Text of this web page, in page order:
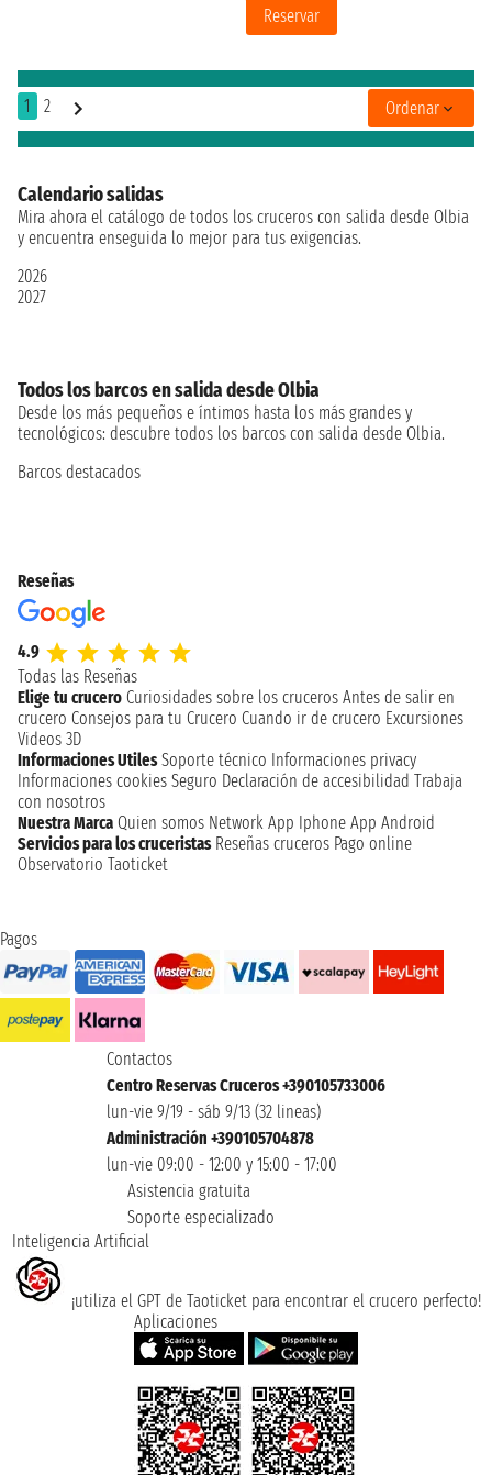
Reservar
1 2 Ordenar
Calendario salidas
Mira ahora el catálogo de todos los cruceros con salida desde Olbia
y encuentra enseguida lo mejor para tus exigencias.
2026
2027
Todos los barcos en salida desde Olbia
Desde los más pequeños e íntimos hasta los más grandes y
tecnológicos: descubre todos los barcos con salida desde Olbia.
Barcos destacados
Reseñas
4.9
Todas las Reseñas
Elige tu crucero Curiosidades sobre los cruceros Antes de salir en
crucero Consejos para tu Crucero Cuando ir de crucero Excursiones
Videos 3D
Informaciones Utiles Soporte técnico Informaciones privacy
Informaciones cookies Seguro Declaración de accesibilidad Trabaja
con nosotros
Nuestra Marca Quien somos Network App Iphone App Android
Servicios para los cruceristas Reseñas cruceros Pago online
Observatorio Taoticket
Pagos
Contactos
Centro Reservas Cruceros +390105733006
lun-vie 9/19 - sáb 9/13 (32 lineas)
Administración +390105704878
lun-vie 09:00 - 12:00 y 15:00 - 17:00
Asistencia gratuita
Soporte especializado
Inteligencia Artificial
¡utiliza el GPT de Taoticket para encontrar el crucero perfecto!
Aplicaciones